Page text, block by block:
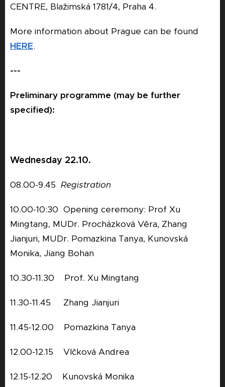
CENTRE, Blažimská 1781/4, Praha 4.
More information about Prague can be found
HERE.
---
Preliminary programme (may be further
specified):
Wednesday 22.10.
08.00-9.45 Registration
10.00-10:30 Opening ceremony: Prof Xu
Mingtang, MUDr. Procházková Věra, Zhang
Jianjuri, MUDr. Pomazkina Tanya, Kunovská
Monika, Jiang Bohan
10.30-11.30 Prof. Xu Mingtang
11.30-11.45 Zhang Jianjuri
11.45-12.00 Pomazkina Tanya
12.00-12.15 Vlčková Andrea
12.15-12.20 Kunovská Monika